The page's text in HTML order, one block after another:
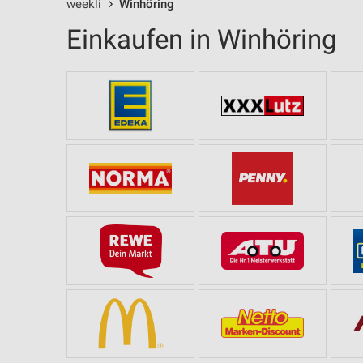
weekli Winhöring
Einkaufen in Winhöring